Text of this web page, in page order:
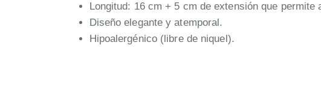
Longitud: 16 cm + 5 cm de extensión que permite
Diseño elegante y atemporal.
Hipoalergénico (libre de niquel).